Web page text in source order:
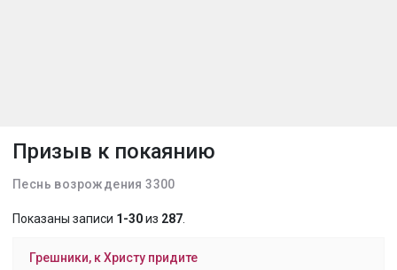
Призыв к покаянию
Песнь возрождения 3300
Показаны записи 1-30из 287
Грешники, к Христу придите